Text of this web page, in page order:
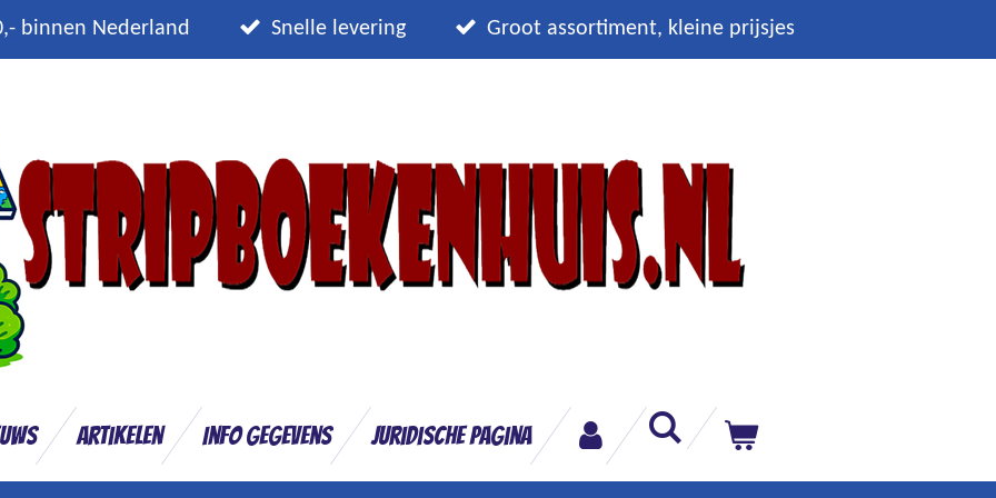
binnen Nederland Snelle levering Groot assortiment, kleine prijsjes
Artikelen Info gegevens Juridische pagina